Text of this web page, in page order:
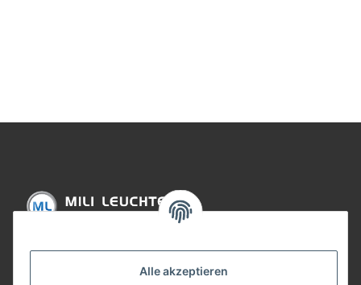
Alle akzeptieren